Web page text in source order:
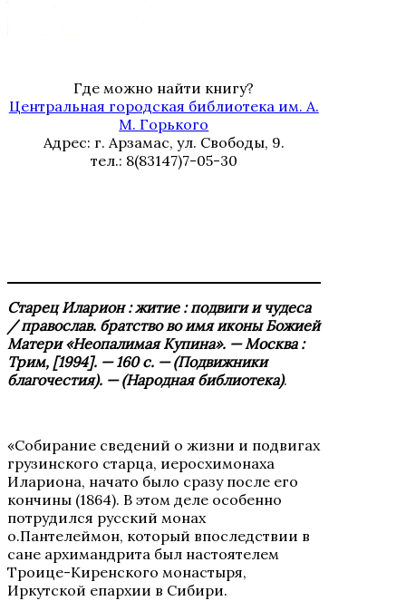
Где можно найти книгу?
Центральная городская библиотека им. А.
М. Горького
Адрес: г. Арзамас, ул. Свободы, 9.
тел.: 8(83147)7-05-30
Старец Иларион : житие : подвиги и чудеса
/православ. братство во имя иконы Божией
Матери «Неопалимая Купина». — Москва :
Трим, [1994]. — 160 с. — (Подвижники
благочестия). — (Народная библиотека).
«Собирание сведений о жизни и подвигах
грузинского старца, иеросхимонаха
Илариона, начато было сразу после его
кончины (1864). В этом деле особенно
потрудился русский монах
о.Пантелеймон, который впоследствии в
сане архимандрита был настоятелем
Троице-Киренского монастыря,
Иркутской епархии в Сибири.